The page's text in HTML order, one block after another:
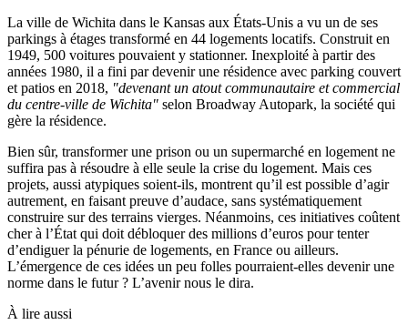
La ville de Wichita dans le Kansas aux États-Unis a vu un de ses
parkings à étages transformé en 44 logements locatifs. Construit en
1949, 500 voitures pouvaient y stationner. Inexploité à partir des
années 1980, il a fini par devenir une résidence avec parking couvert
et patios en 2018, "devenant un atout communautaire et commercial
du centre-ville de Wichita" selon Broadway Autopark, la société qui
gère la résidence.
Bien sûr, transformer une prison ou un supermarché en logement ne
suffira pas à résoudre à elle seule la crise du logement. Mais ces
projets, aussi atypiques soient-ils, montrent qu’il est possible d’agir
autrement, en faisant preuve d’audace, sans systématiquement
construire sur des terrains vierges. Néanmoins, ces initiatives coûtent
cher à l’État qui doit débloquer des millions d’euros pour tenter
d’endiguer la pénurie de logements, en France ou ailleurs.
L’émergence de ces idées un peu folles pourraient-elles devenir une
norme dans le futur ? L’avenir nous le dira.
À lire aussi